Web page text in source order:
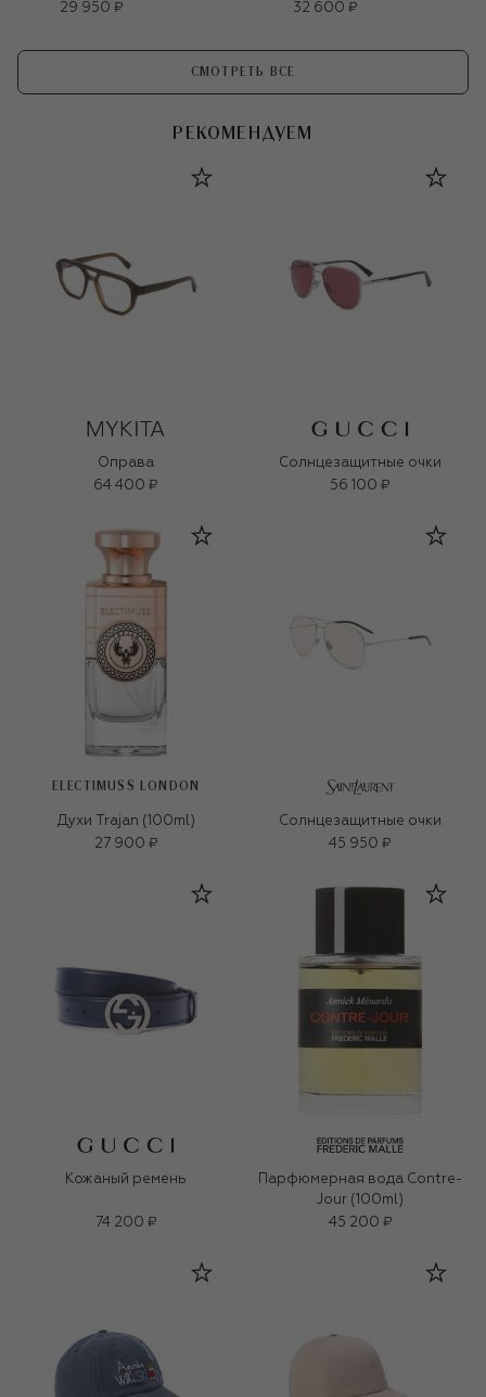
29 950 ₽
32 600 ₽
СМОТРЕТЬ ВСЕ
РЕКОМЕНДУЕМ
Оправа
64 400 ₽
Солнцезащитные очки
56 100 ₽
ELECTIMUSS LONDON
Духи Trajan (100ml)
27 900 ₽
Солнцезащитные очки
45 950 ₽
Кожаный ремень
74 200 ₽
Парфюмерная вода Contre-
Jour (100ml)
45 200 ₽